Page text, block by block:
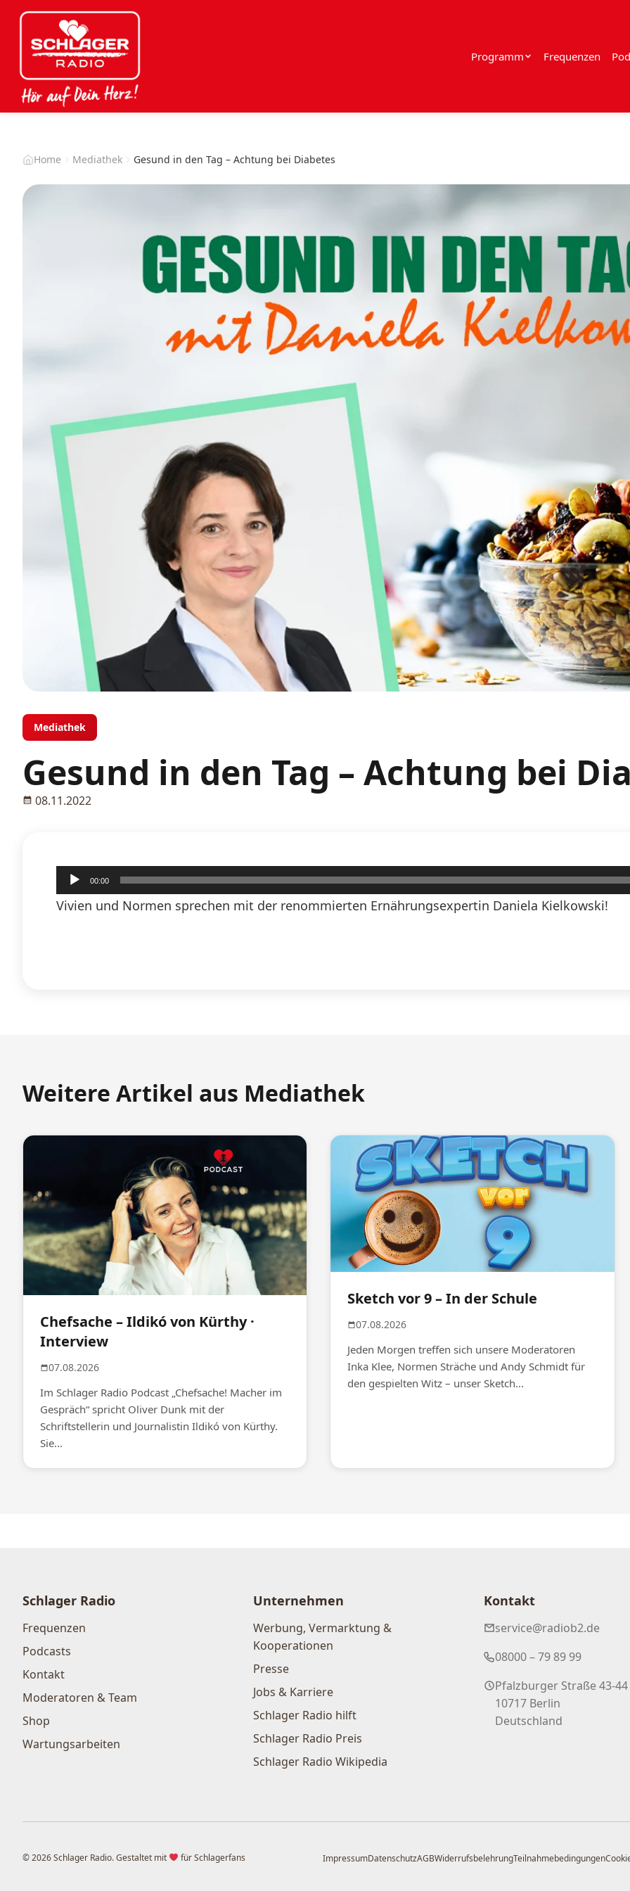
Programm Frequenzen
Home Mediathek Gesund in den Tag – Achtung bei Diabetes
Mediathek
Gesund in den Tag – Achtung bei
08.11.2022
Audio-
Player
00:00
Vivien und Normen sprechen mit der renommierten Ernährungsexpertin Daniela Kielkowski!
Weitere Artikel aus Mediathek
Chefsache – Ildikó von Kürthy ·
Interview
07.08.2026
Im Schlager Radio Podcast „Chefsache! Macher im
Gespräch“ spricht Oliver Dunk mit der
Schriftstellerin und Journalistin Ildikó von Kürthy.
Sie...
Sketch vor 9 – In der Schule
07.08.2026
Jeden Morgen treffen sich unsere Moderatoren
Inka Klee, Normen Sträche und Andy Schmidt für
den gespielten Witz – unser Sketch...
Schlager Radio
Frequenzen
Podcasts
Kontakt
Moderatoren & Team
Shop
Wartungsarbeiten
Unternehmen
Werbung, Vermarktung &
Kooperationen
Presse
Jobs & Karriere
Schlager Radio hilft
Schlager Radio Preis
Schlager Radio Wikipedia
Kontakt
service@radiob2.de
08000 – 79 89 99
Pfalzburger Straße 43-44
10717 Berlin
Deutschland
© 2026 Schlager Radio. Gestaltet mit für Schlagerfans ImpressumDatenschutzAGBWiderrufsbelehrungTeilnahmebedingungen